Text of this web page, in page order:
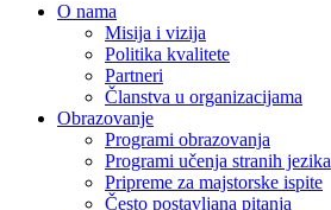
O nama
Misija i vizija
Politika kvalitete
Partneri
Članstva u organizacijama
Obrazovanje
Programi obrazovanja
Programi učenja stranih jezika
Pripreme za majstorske ispite
Često postavljana pitanja